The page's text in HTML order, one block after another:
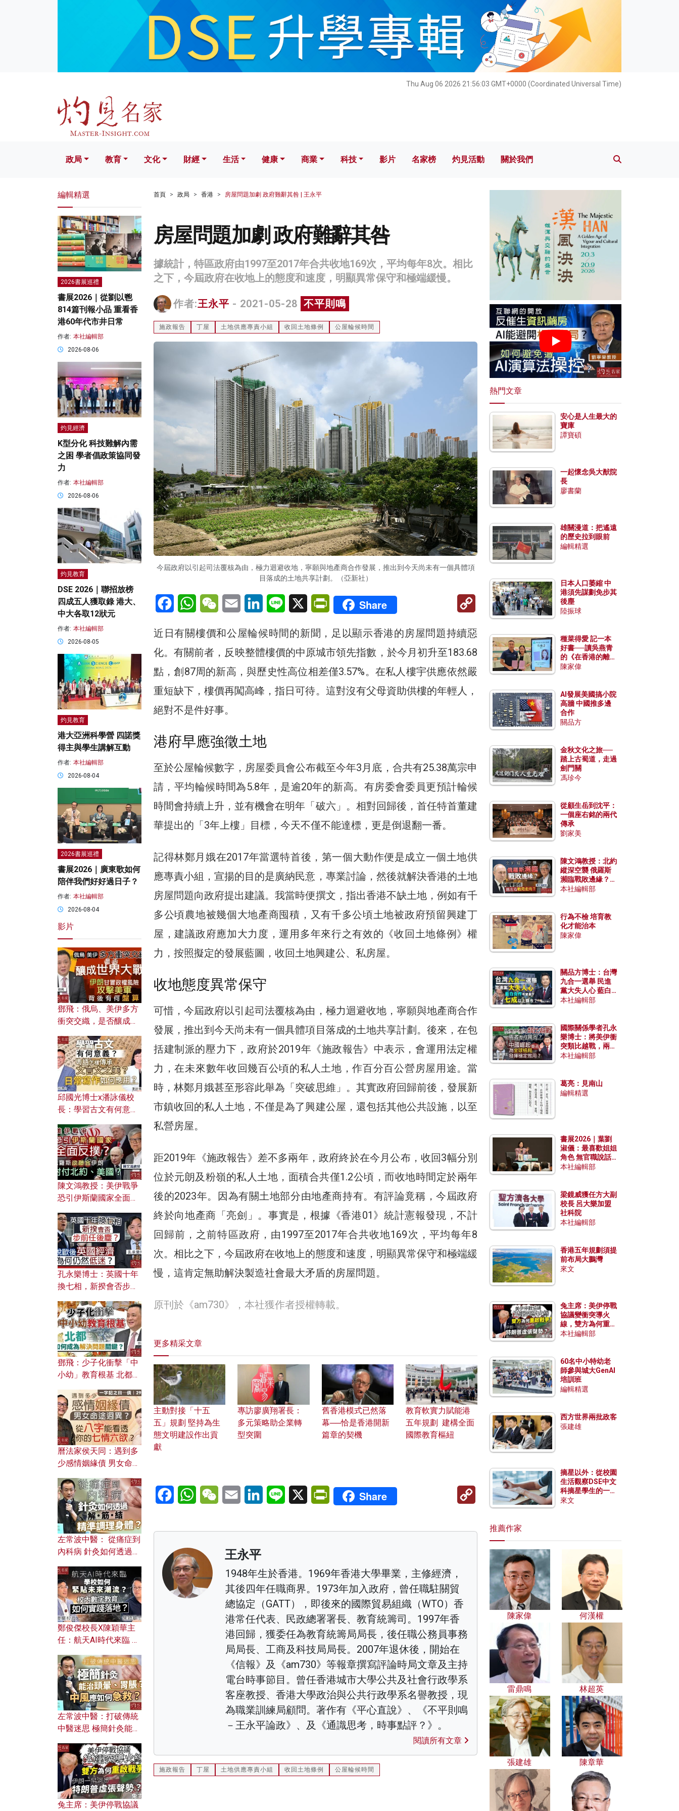
Thu Aug 06 2026 21:56:05 GMT+0000 (Coordinated Universal Time)
文化 財經 生活 健康 科技 影片 名家榜 灼見活動 關於我們
政局 教育 文化 財經 生活 健康 商業 科技 影片 名家榜 灼見活動 關於我們
首頁 政局 香港 房屋問題加劇 政府難辭其咎 | 王永平
房屋問題加劇 政府難辭其咎
據統計，特區政府由1997至2017年合共收地169次，平均每年8次。相比
之下，今屆政府在收地上的態度和速度，明顯異常保守和極端緩慢。
作者:王永平 - 2021-05-28 不平則鳴
施政報告 丁屋 土地供應專責小組 收回土地條例 公屋輪候時間
今屆政府以引起司法覆核為由，極力迴避收地，寧願與地產商合作發展，推出到今天尚未有一個具體項
目落成的土地共享計劃。（亞新社）
FacebookWhatsAppWeChatEmail LinkedInLine X PrintFriendly
Share
Copy
近日有關樓價和公屋輪候時間的新聞，足以顯示香港的房屋問題持續惡
化。有關前者，反映整體樓價的中原城市領先指數，於今月初升至183.68
點，創87周的新高，與歷史性高位相差僅3.57%。在私人樓宇供應依然嚴
重短缺下，樓價再闖高峰，指日可待。這對沒有父母資助供樓的年輕人，
絕對不是件好事。
港府早應強徵土地
至於公屋輪候數字，房屋委員會公布截至今年3月底，合共有25.38萬宗申
請，平均輪候時間為5.8年，是逾20年的新高。有房委會委員更預計輪候
時間會持續上升，並有機會在明年「破六」。相對回歸後，首任特首董建
華提出的「3年上樓」目標，今天不僅不能達標，更是倒退翻一番。
記得林鄭月娥在2017年當選特首後，第一個大動作便是成立一個土地供
應專責小組，宣揚的目的是廣納民意，專業討論，然後就解決香港的土地
房屋問題向政府提出建議。我當時便撰文，指出香港不缺土地，例如有千
多公頃農地被幾個大地產商囤積，又有千多公頃土地被政府預留興建丁
屋，建議政府應加大力度，運用多年來行之有效的《收回土地條例》權
力，按照擬定的發展藍圖，收回土地興建公、私房屋。
收地態度異常保守
可惜，今屆政府以引起司法覆核為由，極力迴避收地，寧願與地產商合作
發展，推出到今天尚未有一個具體項目落成的土地共享計劃。後來，在包
括建制派的壓力下，政府於2019年《施政報告》中表示，會運用法定權
力，在未來數年收回幾百公頃的私人土地，作百分百公營房屋用途。當
時，林鄭月娥甚至形容此舉為「突破思維」。其實政府回歸前後，發展新
市鎮收回的私人土地，不僅是為了興建公屋，還包括其他公共設施，以至
私營房屋。
距2019年《施政報告》差不多兩年，政府終於在今月公布，收回3幅分別
位於元朗及粉嶺的私人土地，面積合共僅1.2公頃，而收地時間定於兩年
後的2023年。因為有關土地部分由地產商持有。有評論竟稱，今屆政府
終於向地產商「亮劍」。事實是，根據《香港01》統計憲報發現，不計
回歸前，之前特區政府，由1997至2017年合共收地169次，平均每年8
次。相比之下，今屆政府在收地上的態度和速度，明顯異常保守和極端緩
慢，這肯定無助解決製造社會最大矛盾的房屋問題。
原刊於《am730》，本社獲作者授權轉載。
更多精采文章
主動對接「十五
五」規劃 堅持為生
態文明建設作出貢
獻
專訪廖廣翔署長：
多元策略助企業轉
型突圍
舊香港模式已然落
幕──恰是香港開新
篇章的契機
教育軟實力賦能港
五年規劃 建構全面
國際教育樞紐
FacebookWhatsAppWeChatEmail LinkedInLine X PrintFriendly
Share
Copy
王永平
1948年生於香港。1969年香港大學畢業，主修經濟，
其後四年任職商界。1973年加入政府，曾任職駐關貿
總協定（GATT），即後來的國際貿易組織（WTO）香
港常任代表、民政總署署長、教育統籌司。1997年香
港回歸，獲委任為教育統籌局局長，後任職公務員事務
局局長、工商及科技局局長。2007年退休後，開始在
《信報》及《am730》等報章撰寫評論時局文章及主持
電台時事節目。曾任香港城市大學公共及社會行政學系
客座教授、香港大學政治與公共行政學系名譽教授，現
為職業訓練局顧問。著作有《平心直說》、《不平則鳴
－王永平論政》、及《通識思考，時事點評？》。
閱讀所有文章
施政報告 丁屋 土地供應專責小組 收回土地條例 公屋輪候時間
編輯精選
2026書展巡禮
書展2026｜從劉以鬯
814篇刊報小品 重看香
港60年代市井日常
作者: 本社編輯部
2026-08-06
灼見經濟
K型分化 科技難解內需
之困 學者倡政策協同發
力
作者: 本社編輯部
2026-08-06
灼見教育
DSE 2026｜聯招放榜
四成五人獲取錄 港大、
中大各取12狀元
作者: 本社編輯部
2026-08-05
灼見教育
港大亞洲科學營 四諾獎
得主與學生講解互動
作者: 本社編輯部
2026-08-04
2026書展巡禮
書展2026｜廣東歌如何
陪伴我們好好過日子？
作者: 本社編輯部
2026-08-04
影片
鄧飛：俄烏、美伊多方
衝突交織，是否釀成世
風險攻擊美軍，背後有
何盤算？
邱國光博士x潘詠儀校
長：學習古文有何意
文之美？ 日常寫作如何
應用？
陳文鴻教授：美伊戰爭
恐引伊斯蘭國家全面反
對付北約美國？
孔永樂博士：英國十年
換七相，新揆會否步前
濟為何仍然低迷？
鄧飛：少子化衝擊「中
小幼」教育根基 北都如
曆法家侯天同：遇到多
少感情姻緣債 男女命途
的七情六欲？
左常波中醫： 從痛症到
內科病 針灸如何透過解
鄭俊傑校長X陳穎華主
任：航天AI時代來臨 學
校內數字教育如何實踐
落地？
左常波中醫：打破傳統
中醫迷思 極簡針灸能治
何急救？
兔主席：美伊停戰協議
熱門文章
安心是人生最大的
寶庫
譚寶碩
一起懷念吳大猷院
長
廖書蘭
雄關漫道：把遙遠
的歷史拉到眼前
編輯精選
日本人口萎縮 中
港須先謀劃免步其
後塵
陸振球
種菜得愛 記一本
好書──讀吳燕青
的《在香港的離島
種菜》
陳家偉
AI發展美國搞小院
高牆 中國推多邊
合作
關品方
金秋文化之旅──
踏上古蜀道，走過
劍門關
馮珍今
從顧生岳到沈平：
一個座右銘的兩代
傳承
劉家美
陳文鴻教授：北約
縱深空襲 俄羅斯
瀕臨戰敗邊緣？中
國零部件能左右戰
本社編輯部
行為不檢 培育教
化才能治本
陳家偉
關品方博士：台灣
九合一選舉 民進
黨大失人心 藍白
合作有望拿下七成
本社編輯部
國際關係學者孔永
樂博士：將美伊衝
突類比越戰，兩者
有何異同？中國崛
本社編輯部
葛亮：見南山
編輯精選
書展2026｜葉劉
淑儀：最喜歡姐姐
角色 無官職說話
包袱少
本社編輯部
梁鏡威獲任方大副
校長 呂大樂加盟
社科院
本社編輯部
香港五年規劃須提
前布局大鵬灣
來文
兔主席：美伊停戰
協議變衝突導火
線，雙方為何重啟
戰爭？伊朗一早洞
本社編輯部
60名中小特幼老
師參與城大GenAI
培訓班
編輯精選
西方世界兩批政客
張建雄
摘星以外：從校園
生活觀察DSE中文
科摘星學生的一點
特質
來文
推薦作家
陳家偉 何漢權
雷鼎鳴 林超英
張建雄 陳章華